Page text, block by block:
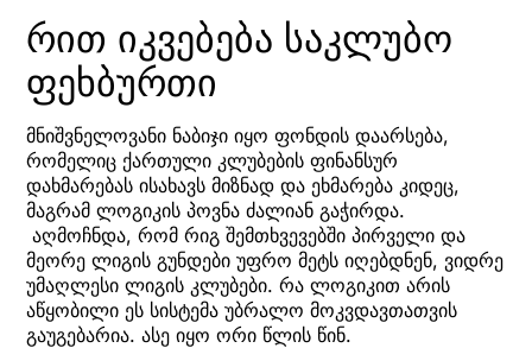
რით იკვებება საკლუბო
ფეხბურთი
მნიშვნელოვანი ნაბიჯი იყო ფონდის დაარსება,
რომელიც ქართული კლუბების ფინანსურ
დახმარებას ისახავს მიზნად და ეხმარება კიდეც,
მაგრამ ლოგიკის პოვნა ძალიან გაჭირდა.
აღმოჩნდა, რომ რიგ შემთხვევებში პირველი და
მეორე ლიგის გუნდები უფრო მეტს იღებდნენ, ვიდრე
უმაღლესი ლიგის კლუბები. რა ლოგიკით არის
აწყობილი ეს სისტემა უბრალო მოკვდავთათვის
გაუგებარია. ასე იყო ორი წლის წინ.